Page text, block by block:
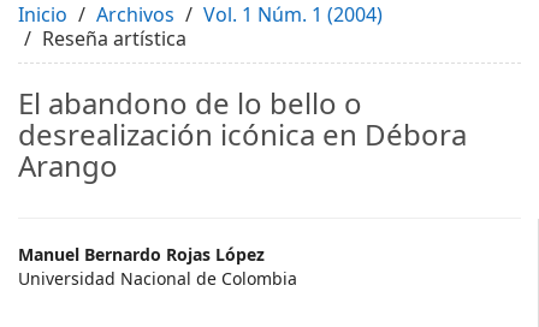
Content
Sidebar
Inicio Archivos
Vol. 1 Núm. 1 (2004)
Reseña artística
El abandono de lo bello o
desrealización icónica en Débora
Arango
Main
Article
Manuel Bernardo Rojas López
Universidad Nacional de Colombia